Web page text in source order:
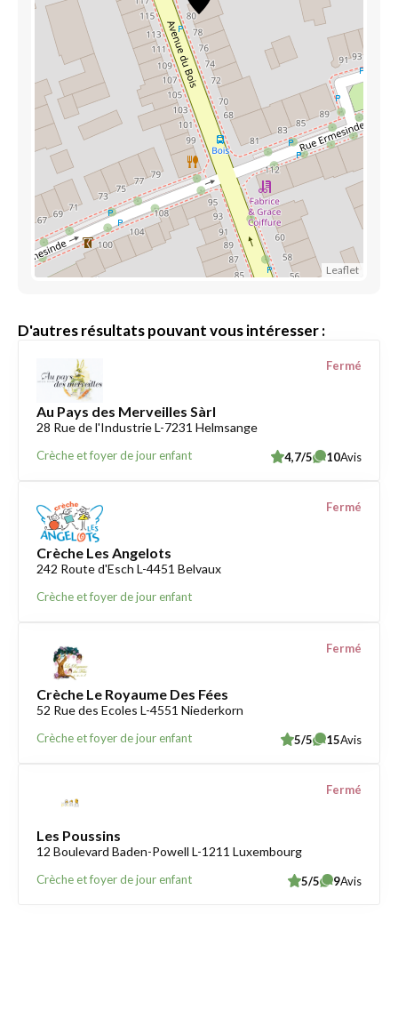
Leaflet
D'autres résultats pouvant vous intéresser :
Au Pays des Merveilles Sàrl
28 Rue de l'Industrie L-7231 Helmsange
Crèche et foyer de jour enfant
Fermé
4,7/5 10Avis
Crèche Les Angelots
242 Route d'Esch L-4451 Belvaux
Crèche et foyer de jour enfant
Fermé
Crèche Le Royaume Des Fées
52 Rue des Ecoles L-4551 Niederkorn
Crèche et foyer de jour enfant
Fermé
5/5 15Avis
Les Poussins
12 Boulevard Baden-Powell L-1211 Luxembourg
Crèche et foyer de jour enfant
Fermé
5/5 9Avis